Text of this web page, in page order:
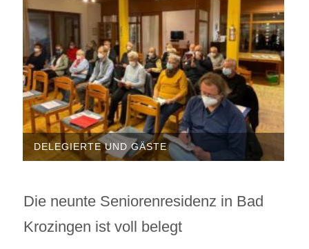
DELEGIERTE UND GÄSTE
Die neunte Seniorenresidenz in Bad
Krozingen ist voll belegt